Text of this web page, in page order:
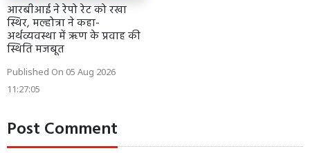
आरबीआई ने रेपो रेट को रखा
स्थिर, मल्होत्रा ने कहा-
अर्थव्यवस्था में ऋण के प्रवाह की
स्थिति मजबूत
Published On 05 Aug 2026
11:27:05
Post Comment